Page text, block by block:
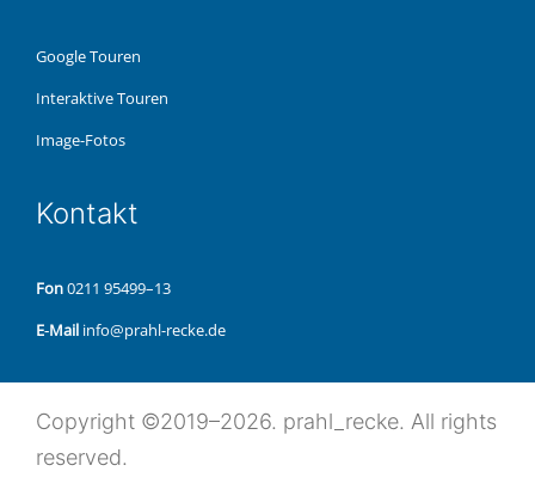
Google Touren
Inter­ak­ti­ve Touren
Image-Fotos
Kon­takt
Fon0211 95499–13
E‑Mail info@prahl-recke.de
Copy­right ©2019–2026. prahl_recke. All rights
reserved.